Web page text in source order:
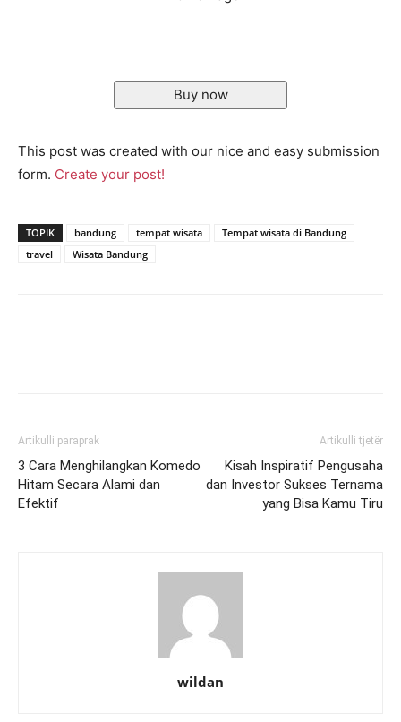
Buy now
This post was created with our nice and easy submission
form. Create your post!
TOPIK bandung tempat wisata
Tempat wisata di Bandung
travel
Wisata Bandung
Artikulli paraprak
3 Cara Menghilangkan Komedo
Hitam Secara Alami dan
Efektif
Artikulli tjetër
Kisah Inspiratif Pengusaha
dan Investor Sukses Ternama
yang Bisa Kamu Tiru
wildan